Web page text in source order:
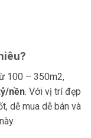
100 – 350m2,
nền. Với vị trí đẹp
dễ mua dễ bán và